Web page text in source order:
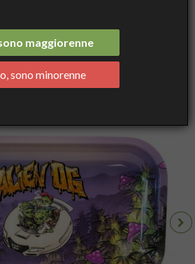
maggiorenne
sono minorenne